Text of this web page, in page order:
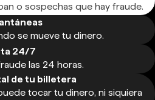
o sospechas que hay fraude.
se mueve tu dinero.
24/7
las 24 horas.
de tu billetera
tocar tu dinero, ni siquiera